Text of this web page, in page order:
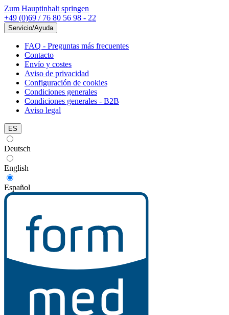
Zum Hauptinhalt springen
+49 (0)69 / 76 80 56 98 - 22
Servicio/Ayuda
FAQ - Preguntas más frecuentes
Contacto
Envío y costes
Aviso de privacidad
Configuración de cookies
Condiciones generales
Condiciones generales - B2B
Aviso legal
ES
Deutsch
English
Español